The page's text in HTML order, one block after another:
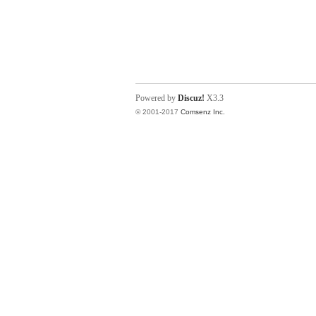
Powered by Discuz! X3.3
© 2001-2017 Comsenz Inc.